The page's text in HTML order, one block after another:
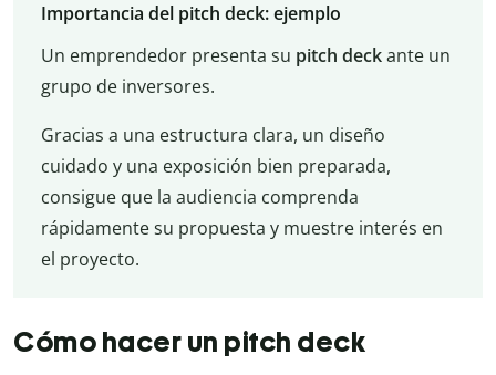
Importancia del pitch deck: ejemplo
Un emprendedor presenta su pitch deckante un
grupo de inversores.
Gracias a una estructura clara, un diseño
cuidado y una exposición bien preparada,
consigue que la audiencia comprenda
rápidamente su propuesta y muestre interés en
el proyecto.
Cómo hacer un pitch deck